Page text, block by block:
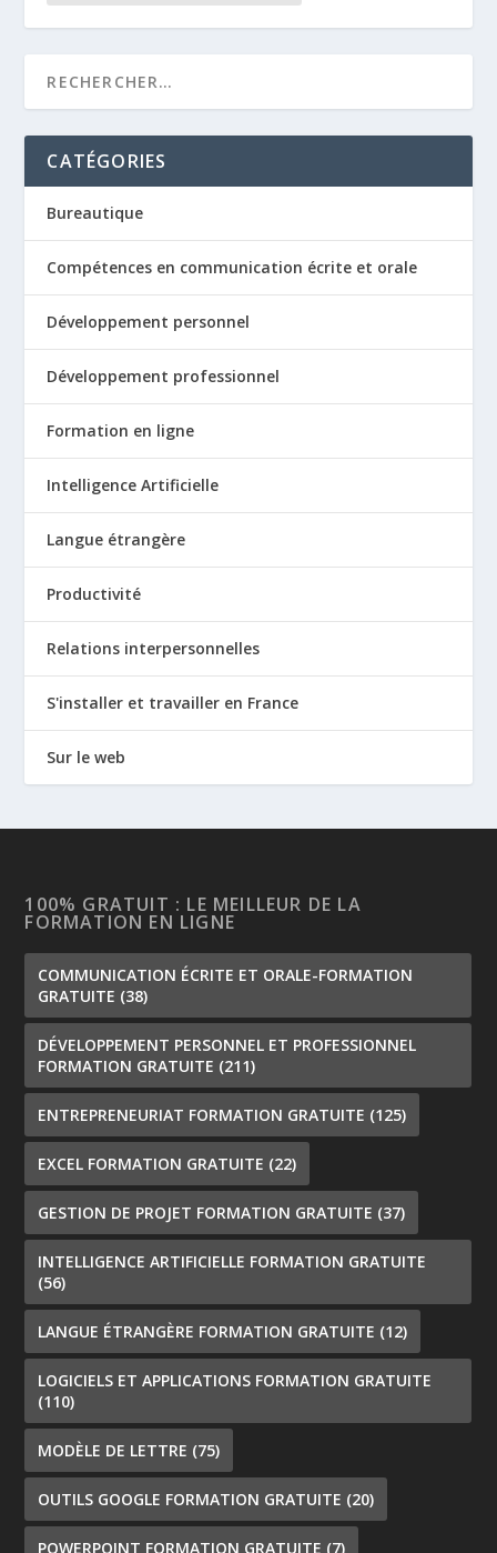
CATÉGORIES
Bureautique
Compétences en communication écrite et orale
Développement personnel
Développement professionnel
Formation en ligne
Intelligence Artificielle
Langue étrangère
Productivité
Relations interpersonnelles
S'installer et travailler en France
Sur le web
100% GRATUIT : LE MEILLEUR DE LA
FORMATION EN LIGNE
COMMUNICATION ÉCRITE ET ORALE-FORMATION
GRATUITE (38)
DÉVELOPPEMENT PERSONNEL ET PROFESSIONNEL
FORMATION GRATUITE (211)
ENTREPRENEURIAT FORMATION GRATUITE (125)
EXCEL FORMATION GRATUITE (22)
GESTION DE PROJET FORMATION GRATUITE (37)
INTELLIGENCE ARTIFICIELLE FORMATION GRATUITE
(56)
LANGUE ÉTRANGÈRE FORMATION GRATUITE (12)
LOGICIELS ET APPLICATIONS FORMATION GRATUITE
(110)
MODÈLE DE LETTRE (75)
OUTILS GOOGLE FORMATION GRATUITE (20)
POWERPOINT FORMATION GRATUITE (7)